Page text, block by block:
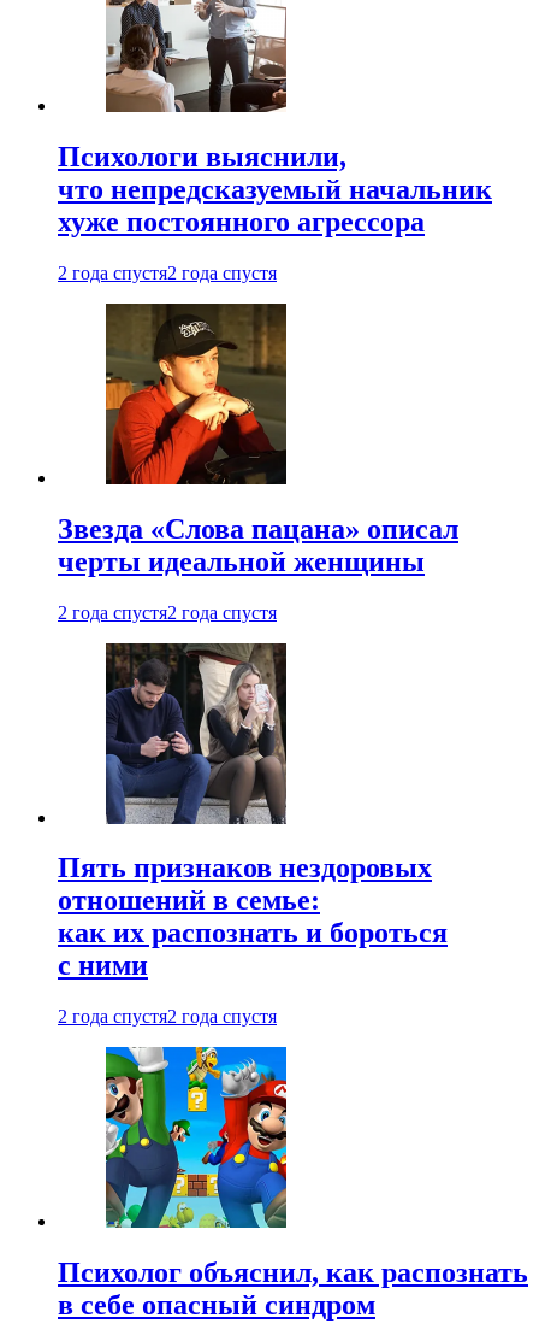
Психологи выяснили,
что непредсказуемый начальник
хуже постоянного агрессора
2 года спустя2 года спустя
Звезда «Слова пацана» описал
черты идеальной женщины
2 года спустя2 года спустя
Пять признаков нездоровых
отношений в семье:
как их распознать и бороться
с ними
2 года спустя2 года спустя
Психолог объяснил, как распознать
в себе опасный синдром